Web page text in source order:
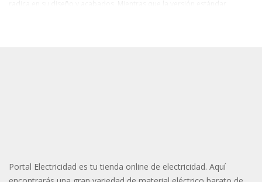
Portal Electricidad es tu tienda online de electricidad. Aquí